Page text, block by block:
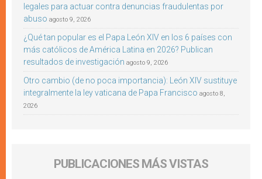
legales para actuar contra denuncias fraudulentas por
abuso agosto 9, 2026
¿Qué tan popular es el Papa León XIV en los 6 países con
más católicos de América Latina en 2026? Publican
resultados de investigación agosto 9, 2026
Otro cambio (de no poca importancia): León XIV sustituye
integralmente la ley vaticana de Papa Francisco agosto 8,
2026
PUBLICACIONES MÁS VISTAS